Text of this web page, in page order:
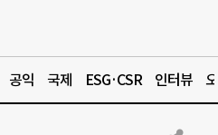
공익 국제 ESG·CSR 인터뷰